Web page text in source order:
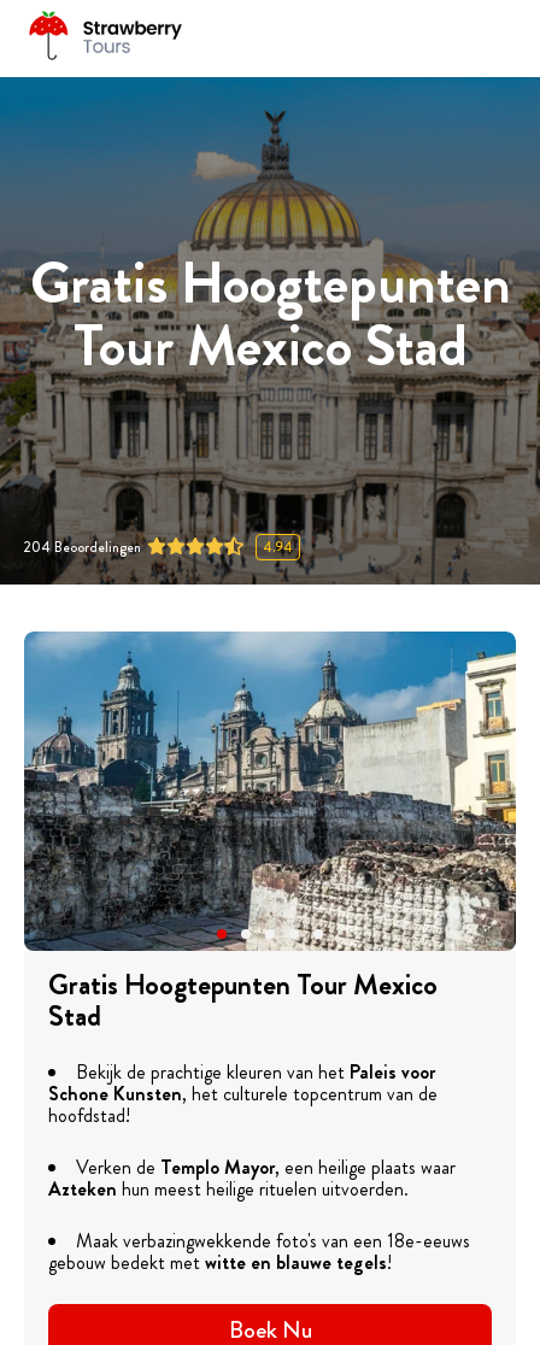
Gratis Hoogtepunten
Tour Mexico Stad
204 Beoordelingen 4.94
Gratis Hoogtepunten Tour Mexico
Stad
Bekijk de prachtige kleuren van het Paleis voor
Schone Kunsten, het culturele topcentrum van de
hoofdstad!
Verken de Templo Mayor, een heilige plaats waar
Azteken hun meest heilige rituelen uitvoerden.
Maak verbazingwekkende foto's van een 18e-eeuws
gebouw bedekt metwitte en blauwe tegels!
Boek Nu